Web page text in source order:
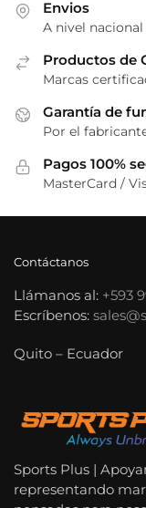
Envios
A nivel nacional
Productos de
Marcas
Garantía de
Por el
Pagos 100%
MasterCard /
Contáctanos
Llámanos al: +593
Escríbenos:
Quito – Ecuador
Sports Plus |
representando